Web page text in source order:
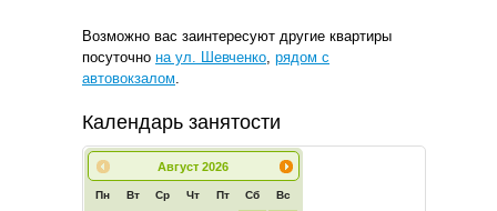
Возможно вас заинтересуют другие квартиры
посуточно на ул. Шевченко, рядом с
автовокзалом.
Календарь занятости
Август 2026
Пн Вт Ср Чт Пт Сб Вс